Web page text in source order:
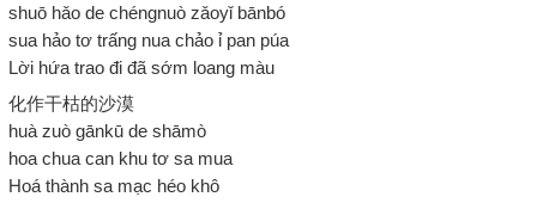
shuō hǎo de chéngnuò zǎoyǐ bānbó
sua hảo tơ trấng nua chảo ỉ pan púa
Lời hứa trao đi đã sớm loang màu
化作干枯的沙漠
huà zuò gānkū de shāmò
hoa chua can khu tơ sa mua
Hoá thành sa mạc héo khô